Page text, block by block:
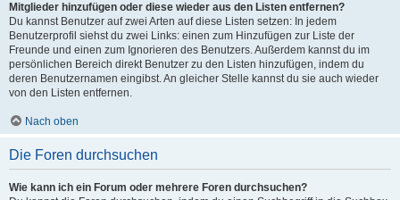
Mitglieder hinzufügen oder diese wieder aus den Listen entfernen?
Du kannst Benutzer auf zwei Arten auf diese Listen setzen: In jedem
Benutzerprofil siehst du zwei Links: einen zum Hinzufügen zur Liste der
Freunde und einen zum Ignorieren des Benutzers. Außerdem kannst du im
persönlichen Bereich direkt Benutzer zu den Listen hinzufügen, indem du
deren Benutzernamen eingibst. An gleicher Stelle kannst du sie auch wieder
von den Listen entfernen.
Nach oben
Die Foren durchsuchen
Wie kann ich ein Forum oder mehrere Foren durchsuchen?